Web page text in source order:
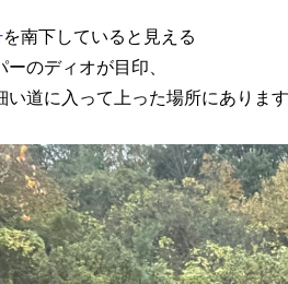
を南下していると見える
ーのディオが目印、
い道に入って上った場所にありま